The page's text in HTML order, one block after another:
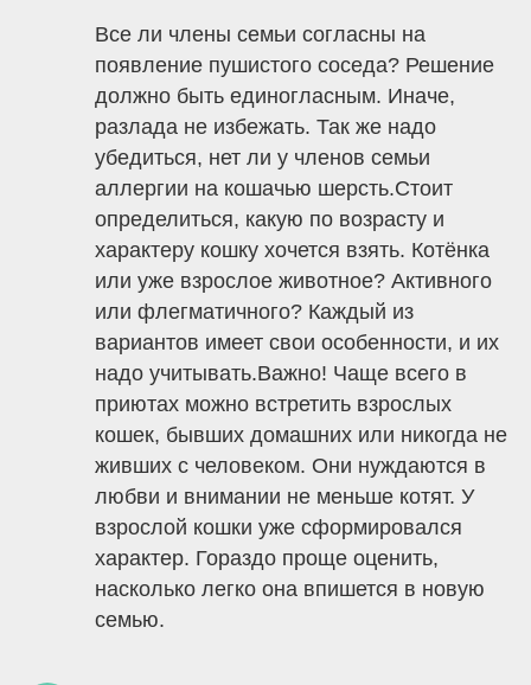
Все ли члены семьи согласны на
появление пушистого соседа? Решение
должно быть единогласным. Иначе,
разлада не избежать. Так же надо
убедиться, нет ли у членов семьи
аллергии на кошачью шерсть.Стоит
определиться, какую по возрасту и
характеру кошку хочется взять. Котёнка
или уже взрослое животное? Активного
или флегматичного? Каждый из
вариантов имеет свои особенности, и их
надо учитывать.Важно! Чаще всего в
приютах можно встретить взрослых
кошек, бывших домашних или никогда не
живших с человеком. Они нуждаются в
любви и внимании не меньше котят. У
взрослой кошки уже сформировался
характер. Гораздо проще оценить,
насколько легко она впишется в новую
семью.